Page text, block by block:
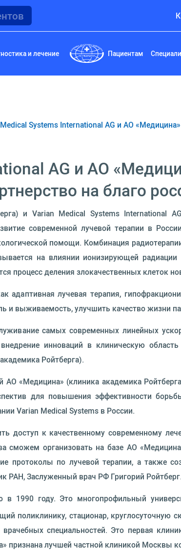
и лечение Пациентам
Systems International AG и АО
AG и АО
на благо
и Varian Medical Systems International
современной лучевой терапии в
помощи. Комбинация
на влиянии ионизирующей
процесс деления злокачественных клеток
адаптивная лучевая терапия,
и выживаемость, улучшить качество жизни
самых современных линейных
инноваций в клиническую
Ройтберга).
АО «Медицина» (клиника академика
для повышения эффективности
Varian Medical Systems в России.
доступ к качественному современному
организовать на базе АО
протоколы по лучевой терапии, а также
РАН, Заслуженный врач РФ Григорий
в 1990 году. Это многопрофильный
поликлинику, стационар,
специальностей. Это первая
признана лучшей частной клиникой Москвы